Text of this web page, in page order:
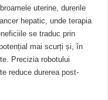
uterine, durerile
hepatic, unde terapia
se traduc prin
mai scurți și, în
Precizia robotului
reduce durerea post-